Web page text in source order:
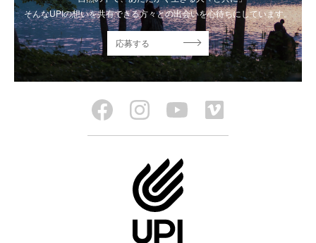
そんなUPIの想いを共有できる方々との出会いを心待ちにしています。
応募する